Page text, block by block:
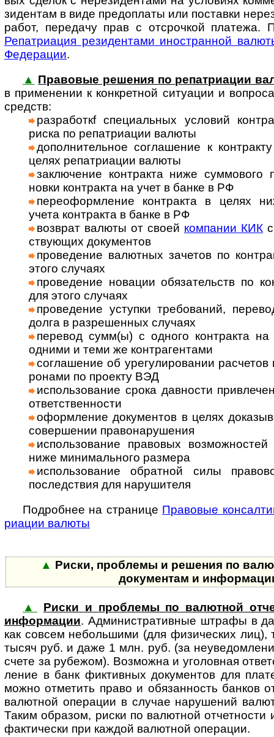
зиден­там в виде предо­платы или поста­вки
работ, пере­дачу прав с отсроч­кой пла­тежа.
Репат­риа­ция рези­ден­тами ино­ст­ран­ной
Феде­рации.
▲ Правовые решения по репатриации
в при­мене­нии к кон­к­рет­ной ситу­ации и
средств:
раз­ра­бо­ткf спе­ци­а­ль­ных ус­ло­вий
риска по репат­риа­ции валюты
допол­ни­тель­ное сог­лаше­ние к
целях репат­риа­ции валюты
заклю­чение конт­ракта ниже
новки конт­ракта на учет в банке в РФ
пере­оформ­ле­ние конт­ракта в целях
учета конт­ракта в банке в РФ
возв­рат валюты от своей ком­па­нии КИК
ству­ющих доку­мен­тов
прове­дение валют­ных заче­тов по
этого слу­чаях
прове­дение новации обязательств по
для этого слу­чаях
прове­дение уступки требований,
долга в раз­ре­шен­ных слу­чаях
перевод сумм(ы) с одного контракта на
одними и теми же контр­агентами
соглашение об урегулировании
ро­нами по про­екту ВЭД
использование срока дав­но­сти
ответ­ст­вен­но­сти
оформ­ле­ние доку­мен­тов в целях
совер­ше­нии право­нару­ше­ния
исполь­зо­ва­ние пра­во­вых
ниже мини­маль­ного раз­мера
исполь­зова­ние обрат­ной силы
послед­ствия для нару­ши­теля
Подробнее на странице Право­вые
риа­ции валюты
▲ Риски, проблемы и решения по
документам и
▲
Риски и проблемы по валютной
информации. Админи­стра­тив­ные штра­фы в
как сов­сем неболь­шими (для физи­чес­ких лиц),
тысяч руб. и даже 1 млн. руб. (за
счете за рубе­жом). Воз­можна и уго­лов­ная
ление в банк фикт­ив­ных доку­мен­тов для
можно отме­тить право и обя­зан­ность бан­ков
валют­ной опе­ра­ции в слу­чае нару­шений
Таким обра­зом, риски по валют­ной отчет­ности
факти­чески при каж­дой валют­ной опе­рации.